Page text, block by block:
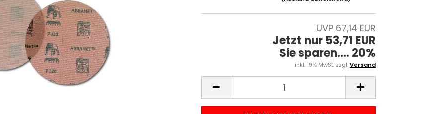
UVP 67,14 EUR
Jetzt nur 53,71 EUR
Sie sparen.... 20%
inkl. 19% MwSt. zzgl.Versand